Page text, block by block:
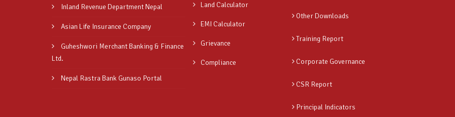
Inland Revenue Department Nepal
Asian Life Insurance Company
Guheshwori Merchant Banking & Finance
Ltd.
Nepal Rastra Bank Gunaso Portal
Land Calculator
EMI Calculator
Grievance
Compliance
Other Downloads
Training Report
Corporate Governance
CSR Report
Principal Indicators